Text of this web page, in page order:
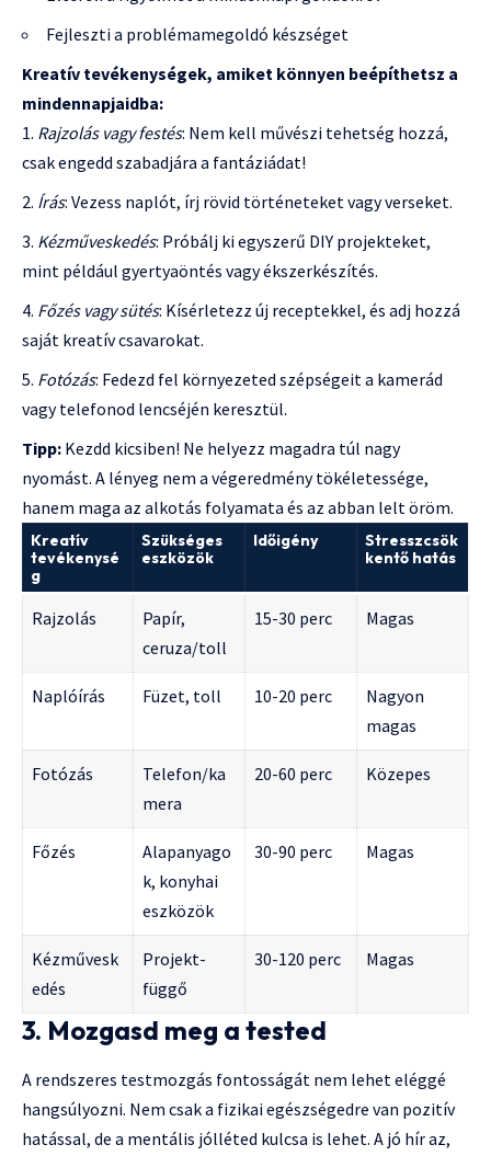
Fejleszti a problémamegoldó készséget
Kreatív tevékenységek, amiket könnyen beépíthetsz a
mindennapjaidba:
Rajzolás vagy festés: Nem kell művészi tehetség hozzá,
csak engedd szabadjára a fantáziádat!
Írás: Vezess naplót, írj rövid történeteket vagy verseket.
Kézműveskedés: Próbálj ki egyszerű DIY projekteket,
mint például gyertyaöntés vagy ékszerkészítés.
Főzés vagy sütés: Kísérletezz új receptekkel, és adj hozzá
saját kreatív csavarokat.
Fotózás: Fedezd fel környezeted szépségeit a kamerád
vagy telefonod lencséjén keresztül.
Tipp: Kezdd kicsiben! Ne helyezz magadra túl nagy
nyomást. A lényeg nem a végeredmény tökéletessége,
hanem maga az alkotás folyamata és az abban lelt öröm.
Kreatív
tevékenysé
g
Szükséges
eszközök
Időigény
Stresszcsök
kentő hatás
Rajzolás
Papír,
ceruza/toll
15-30 perc Magas
Naplóírás Füzet, toll 10-20 perc
Nagyon
magas
Fotózás
Telefon/ka
mera
20-60 perc Közepes
Főzés
Alapanyago
k, konyhai
eszközök
30-90 perc Magas
Kézművesk
edés
Projekt-
függő
30-120 perc Magas
3. Mozgasd meg a tested
A rendszeres testmozgás fontosságát nem lehet eléggé
hangsúlyozni. Nem csak a fizikai egészségedre van pozitív
hatással, de a mentális jólléted kulcsa is lehet. A jó hír az,